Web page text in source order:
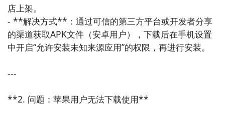
店上架。
- **解决方式**：通过可信的第三方平台或开发者分享
的渠道获取APK文件（安卓用户），下载后在手机设置
中开启“允许安装未知来源应用”的权限，再进行安装。
---
**2. 问题：苹果用户无法下载使用**